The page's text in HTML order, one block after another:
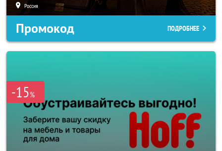
Россия
Промокод ПОДРОБНЕЕ
-15%